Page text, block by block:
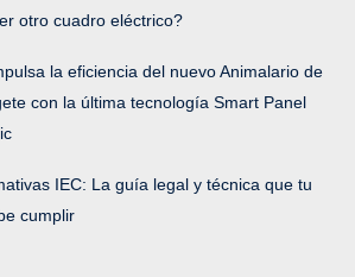
otro cuadro eléctrico?
la eficiencia del nuevo Animalario de
con la última tecnología Smart Panel
IEC: La guía legal y técnica que tu
cumplir